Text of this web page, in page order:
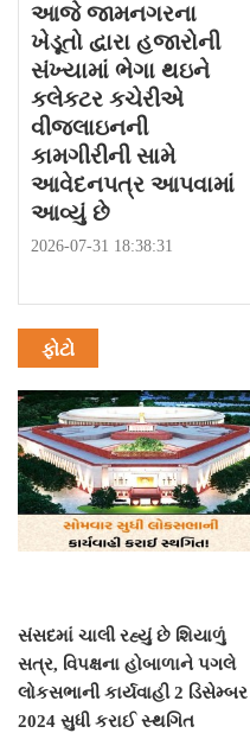
આજે જામનગરના
ખેડૂતો દ્વારા હજારોની
સંખ્યામાં ભેગા થઇને
કલેકટર કચેરીએ
વીજલાઇનની
કામગીરીની સામે
આવેદનપત્ર આપવામાં
આવ્યું છે
2026-07-31 18:38:31
ફોટો
સંસદમાં ચાલી રહ્યું છે શિયાળું
સત્ર, વિપક્ષના હોબાળાને પગલે
લોકસભાની કાર્યવાહી 2 ડિસેમ્બર
2024 સુધી કરાઈ સ્થગિત